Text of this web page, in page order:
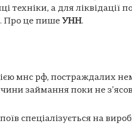
техніки, а для ліквідації
Про це пише УНН.
мнс рф, постраждалих
займання поки не
спеціалізується на